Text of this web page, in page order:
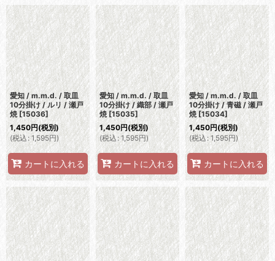
愛知 / m.m.d. / 取皿
10分掛け / ルリ / 瀬戸
焼 [15036]
1,450円(税別)
(税込 : 1,595円)
カートに入れる
愛知 / m.m.d. / 取皿
10分掛け / 織部 / 瀬戸
焼 [15035]
1,450円(税別)
(税込 : 1,595円)
カートに入れる
愛知 / m.m.d. / 取皿
10分掛け / 青磁 / 瀬戸
焼 [15034]
1,450円(税別)
(税込 : 1,595円)
カートに入れる